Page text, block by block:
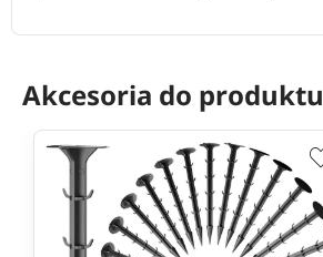
Akcesoria do produktu